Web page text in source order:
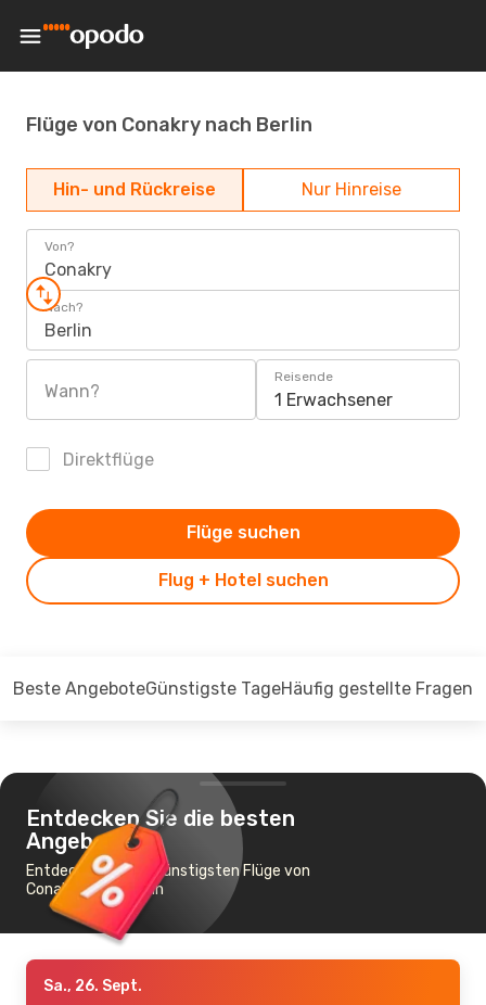
Flüge von Conakry nach Berlin
Hin- und Rückreise Nur Hinreise
Von?
Conakry
Nach?
Berlin
Wann?
Reisende
1 Erwachsener
Direktflüge
Flug + Hotel suchen
Flüge suchen
Beste AngeboteGünstigste TageHäufig gestellte Fragen
Entdecken Sie die besten
Angebote
Entdecken Sie die günstigsten Flüge von
Conakry nach Berlin
Sa., 26. Sept.